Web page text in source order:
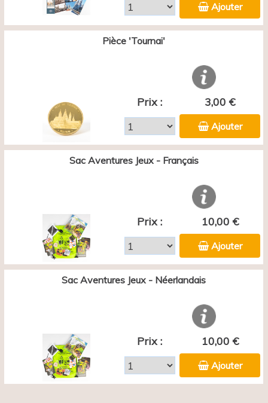
Ajouter
Pièce 'Tournai'
Prix : 3,00 €
Ajouter
Sac Aventures Jeux - Français
Prix : 10,00 €
Ajouter
Sac Aventures Jeux - Néerlandais
Prix : 10,00 €
Ajouter